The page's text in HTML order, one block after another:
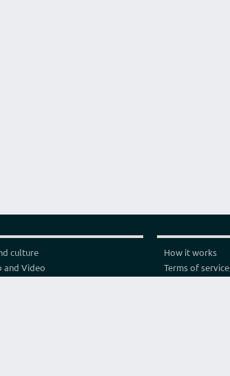
How it works
Terms of service
culture
and Video